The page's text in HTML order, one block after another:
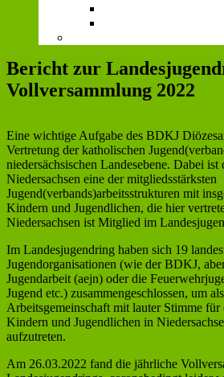
Bericht zur
Vollversammlung 2022
Eine wichtige Aufgabe des BDKJ
Vertretung der katholischen
niedersächsischen Landesebene. Dabei
Niedersachsen eine der mitgliedsstärksten
Jugend(verbands)arbeitsstrukturen mit
Kindern und Jugendlichen, die hier
Niedersachsen ist Mitglied im
Im Landesjugendring haben sich 19
Jugendorganisationen (wie der BDKJ,
Jugendarbeit (aejn) oder die
Jugend etc.) zusammengeschlossen, um
Arbeitsgemeinschaft mit lauter Stimme für
Kindern und Jugendlichen in
aufzutreten.
Am 26.03.2022 fand die jährliche